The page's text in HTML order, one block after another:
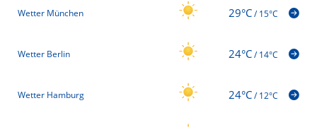
Wetter München 29°C/15°C
Wetter Berlin 24°C/14°C
Wetter Hamburg 24°C/12°C